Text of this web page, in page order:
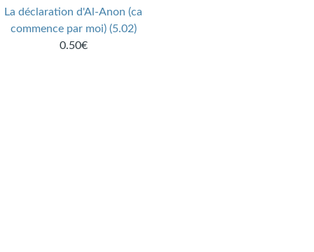
La déclaration d'Al-Anon (ca
commence par moi) (5.02)
0.50€